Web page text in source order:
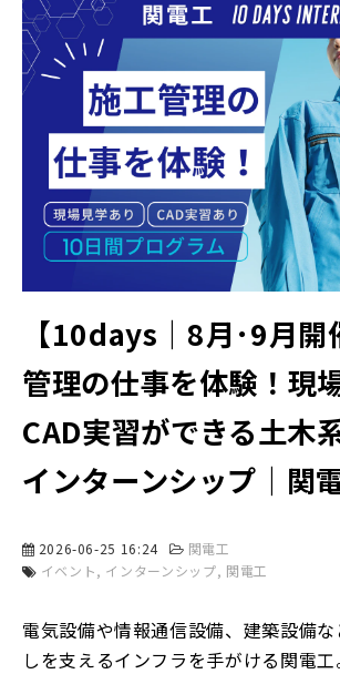
コラム・特集
インターンシップ体験談
【10days｜8月･9月開
管理の仕事を体験！現
CAD実習ができる土木
インターンシップ｜関
2026-06-25 16:24
関電工
イベント
インターンシップ 関電工
電気設備や情報通信設備、建築設備
しを支えるインフラを手がける関電工